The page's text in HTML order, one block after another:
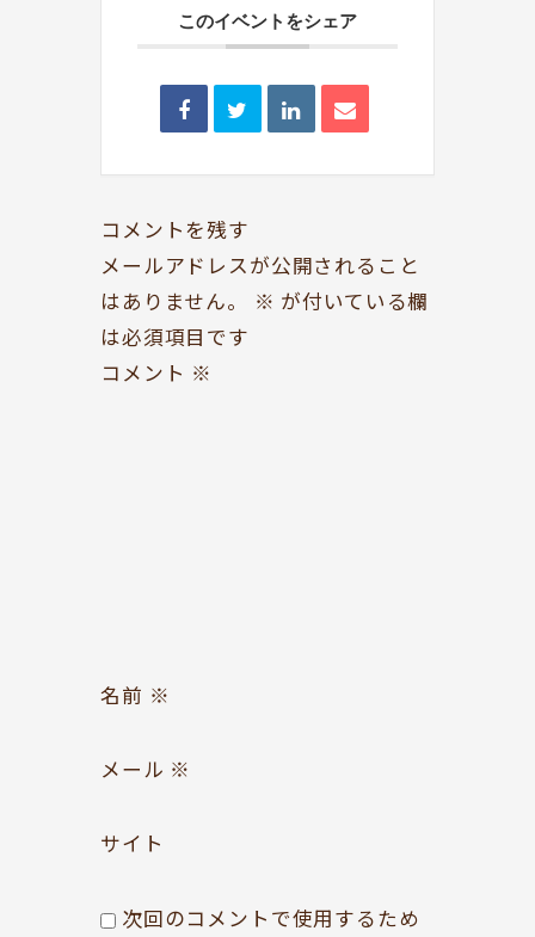
シェア型本屋
のみもの・たべもの
SCHEDULE
ドッグセラピー
KOKORO SUPPORT
イベント情報
EVENT
このイベントをシェア
コメントを残す
メールアドレスが公開されること
はありません。
※ が付いている欄
は必須項目です
コメント ※
名前 ※
メール ※
サイト
次回のコメントで使用するため